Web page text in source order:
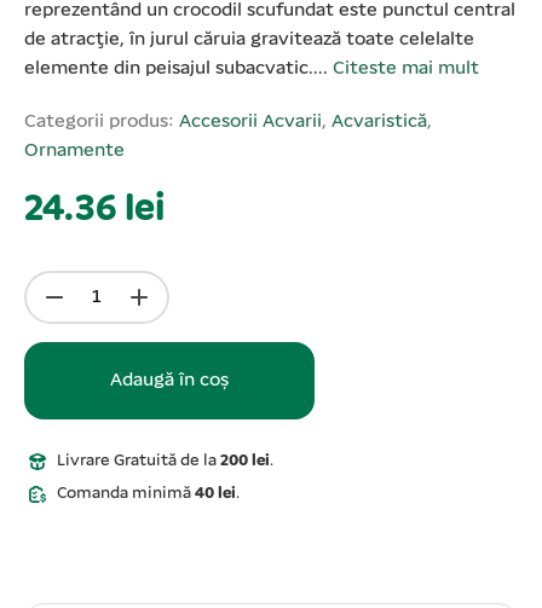
reprezentând un crocodil scufundat este punctul central
de atracţie, în jurul căruia gravitează toate celelalte
elemente din peisajul subacvatic.... Citeste mai mult
Categorii produs: Accesorii Acvarii, Acvaristică,
Ornamente
24.36 lei
Adaugă în coș
Livrare Gratuită de la 200 lei.
Comanda minimă 40 lei.